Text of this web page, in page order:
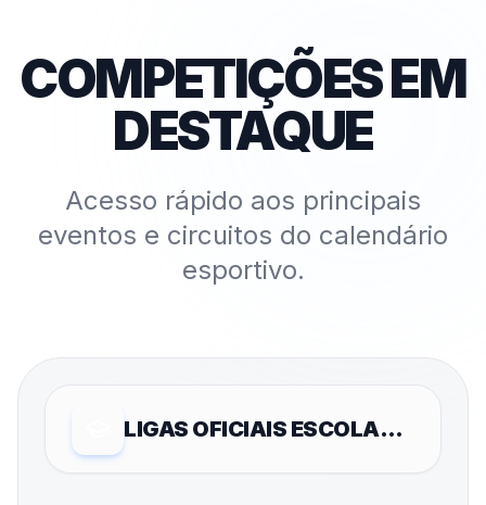
COMPETIÇÕES EM
DESTAQUE
Acesso rápido aos principais
eventos e circuitos do calendário
esportivo.
LIGAS OFICIAIS ESCOLARES